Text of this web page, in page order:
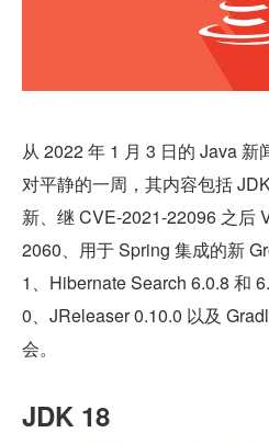
从 2022 年 1 月 3 日的 Java
对平静的一周，其内容包括
新、继 CVE-2021-22096 之后
2060、用于 Spring 集成的新
1、Hibernate Search 6.0.8 和
0、JReleaser 0.10.0 以及
会。
JDK 18